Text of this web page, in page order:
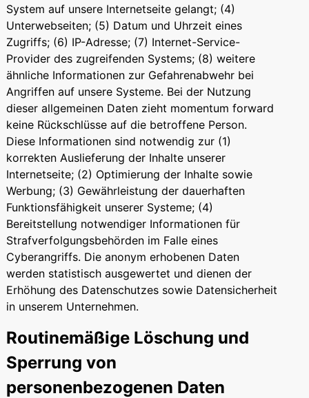
System auf unsere Internetseite gelangt; (4)
Unterwebseiten; (5) Datum und Uhrzeit eines
Zugriffs; (6) IP-Adresse; (7) Internet-Service-
Provider des zugreifenden Systems; (8) weitere
ähnliche Informationen zur Gefahrenabwehr bei
Angriffen auf unsere Systeme. Bei der Nutzung
dieser allgemeinen Daten zieht momentum forward
keine Rückschlüsse auf die betroffene Person.
Diese Informationen sind notwendig zur (1)
korrekten Auslieferung der Inhalte unserer
Internetseite; (2) Optimierung der Inhalte sowie
Werbung; (3) Gewährleistung der dauerhaften
Funktionsfähigkeit unserer Systeme; (4)
Bereitstellung notwendiger Informationen für
Strafverfolgungsbehörden im Falle eines
Cyberangriffs. Die anonym erhobenen Daten
werden statistisch ausgewertet und dienen der
Erhöhung des Datenschutzes sowie Datensicherheit
in unserem Unternehmen.
Routinemäßige Löschung und
Sperrung von
personenbezogenen Daten